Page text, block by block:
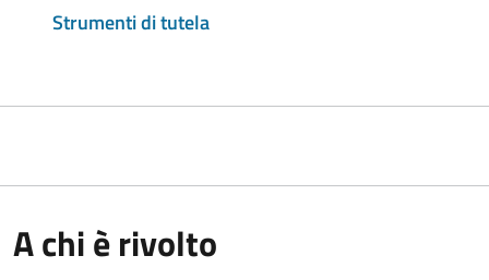
Strumenti di tutela
A chi è rivolto